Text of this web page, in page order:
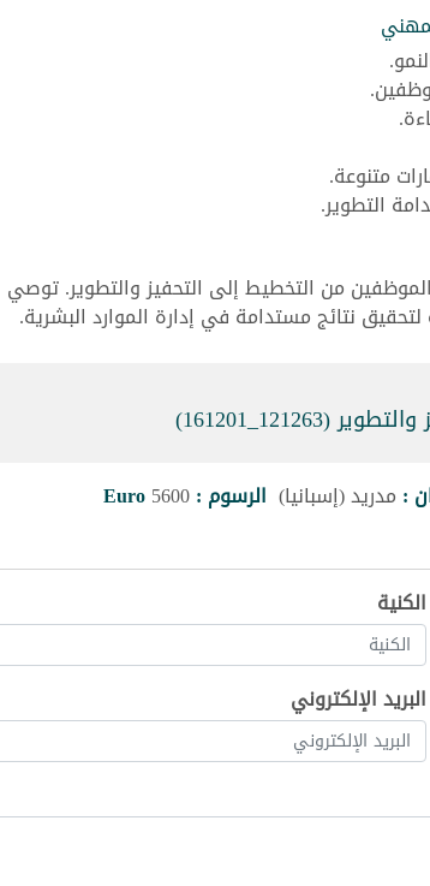
متنوعة.
التطوير.
من التخطيط إلى التحفيز والتطوير. توصي
نتائج مستدامة في إدارة الموارد البشرية.
: مدريد (إسبانيا) الرسوم :5600
Euro
الكنية
البريد الإلكتروني